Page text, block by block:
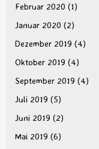
Februar 2020 (1)
Januar 2020 (2)
Dezember 2019 (4)
Oktober 2019 (4)
September 2019 (4)
Juli 2019 (5)
Juni 2019 (2)
Mai 2019 (6)